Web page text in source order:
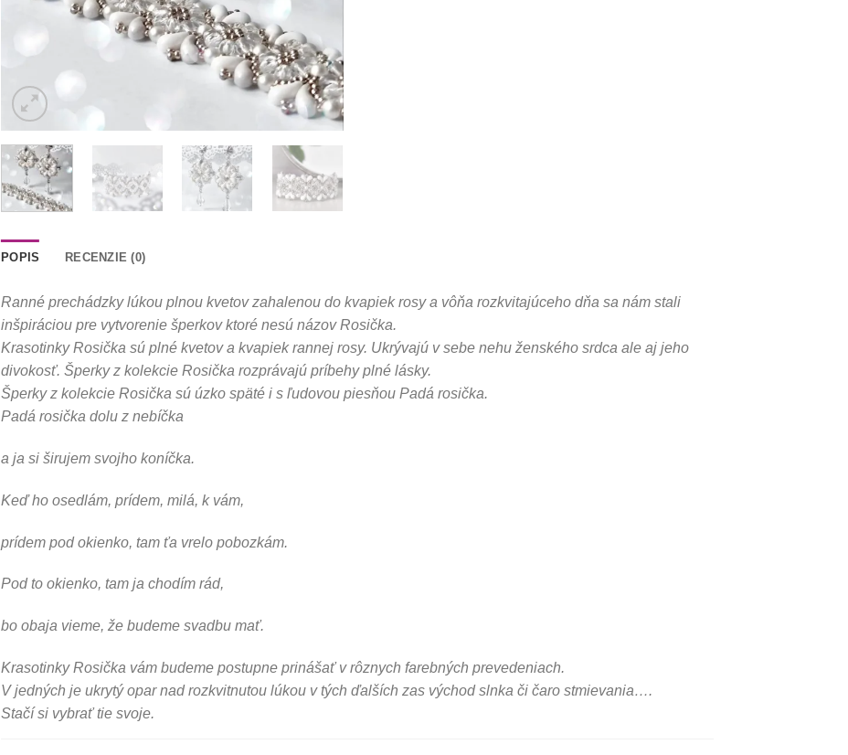
POPIS RECENZIE (0)
Ranné prechádzky lúkou plnou kvetov zahalenou do kvapiek rosy a vôňa rozkvitajúceho dňa sa nám stali
inšpiráciou pre vytvorenie šperkov ktoré nesú názov Rosička.
Krasotinky Rosička sú plné kvetov a kvapiek rannej rosy. Ukrývajú v sebe nehu ženského srdca ale aj jeho
divokosť. Šperky z kolekcie Rosička rozprávajú príbehy plné lásky.
Šperky z kolekcie Rosička sú úzko späté i s ľudovou piesňou Padá rosička.
Padá rosička dolu z nebíčka
a ja si širujem svojho koníčka.
Keď ho osedlám, prídem, milá, k vám,
prídem pod okienko, tam ťa vrelo pobozkám.
Pod to okienko, tam ja chodím rád,
bo obaja vieme, že budeme svadbu mať.
Krasotinky Rosička vám budeme postupne prinášať v rôznych farebných prevedeniach.
V jedných je ukrytý opar nad rozkvitnutou lúkou v tých ďalších zas východ slnka či čaro stmievania….
Stačí si vybrať tie svoje.